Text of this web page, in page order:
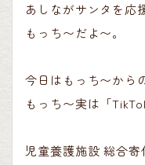
あしながサンタを応
もっち〜だよ〜。
今日はもっち〜から
もっち〜実は「
児童養護施設 総合